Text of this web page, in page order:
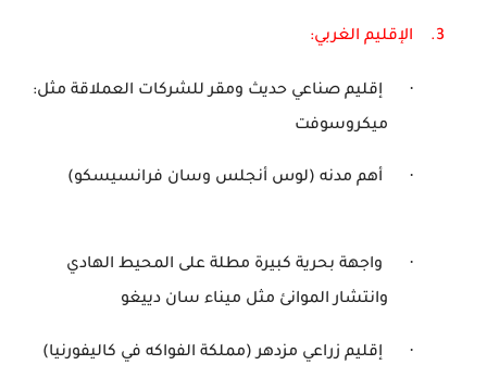
3. الإقليم الغربي:
·
إقليم صناعي حديث ومقر للشركات العملاقة مثل:
ميكروسوفت
· أهم مدنه (لوس أنجلس وسان فرانسيسكو)
·
واجهة بحرية كبيرة مطلة على المحيط الهادي
وانتشار الموانئ مثل ميناء سان دييغو
·
إقليم زراعي مزدهر (مملكة الفواكه في كاليفورنيا)